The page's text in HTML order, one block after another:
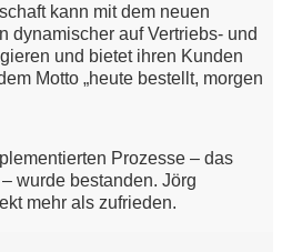
kann mit dem neuen
dynamischer auf Vertriebs- und
und bietet ihren Kunden
Motto „heute bestellt, morgen
Prozesse – das
wurde bestanden. Jörg
mehr als zufrieden.